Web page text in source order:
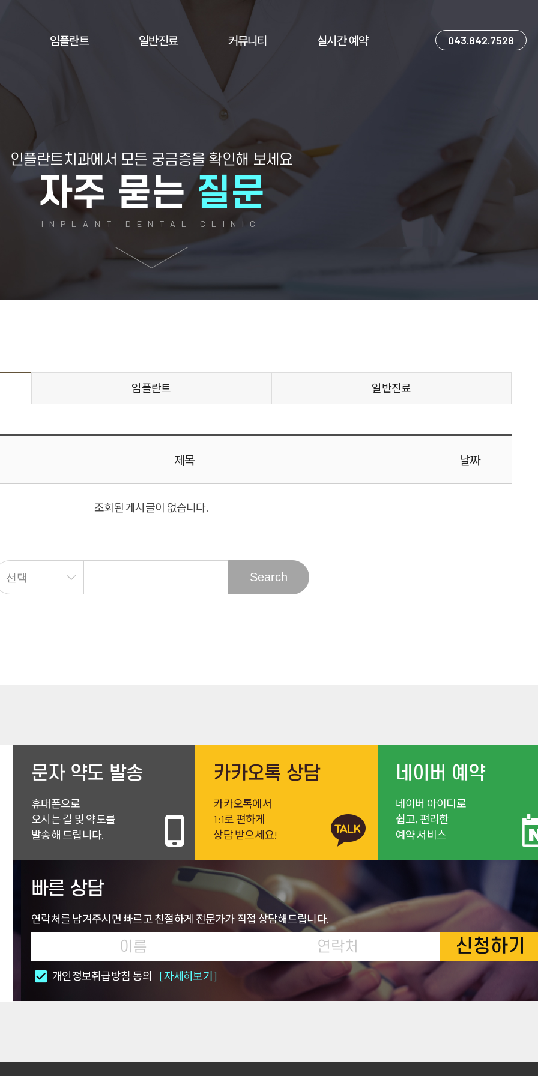
임플란트 일반진료 커뮤니티 실시간 예약 043.842.7528
인플란트치과에서 모든 궁금증을 확인해 보세요
자주 묻는질문
INPLANT DENTAL CLINIC
임플란트 일반진료
제목 날짜
조회된 게시글이 없습니다.
문자 약도 발송
휴대폰으로
오시는 길 및 약도를
발송해 드립니다.
카카오톡 상담
카카오톡에서
1:1로 편하게
상담 받으세요!
네이버 예약
네이버 아이디로
쉽고, 편리한
예약 서비스
빠른 상담
연락처를 남겨주시면 빠르고 친절하게 전문가가 직접 상담해드립니다.
신청하기
개인정보취급방침 동의 [자세히보기]